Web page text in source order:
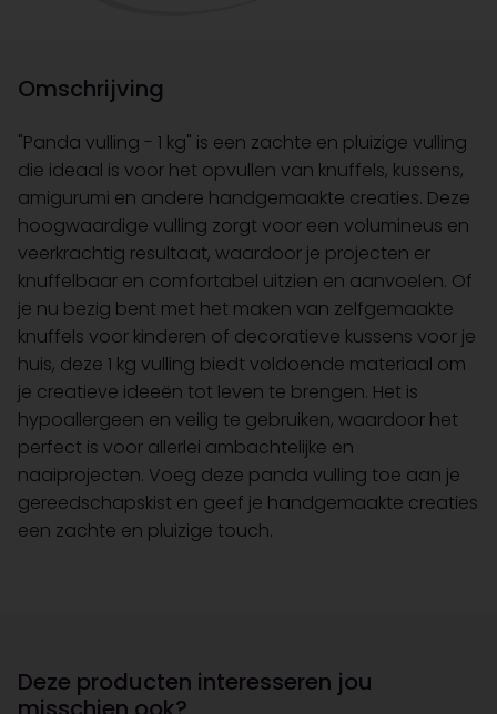
Omschrijving
"Panda vulling - 1 kg" is een zachte en pluizige vulling
die ideaal is voor het opvullen van knuffels, kussens,
amigurumi en andere handgemaakte creaties. Deze
hoogwaardige vulling zorgt voor een volumineus en
veerkrachtig resultaat, waardoor je projecten er
knuffelbaar en comfortabel uitzien en aanvoelen. Of
je nu bezig bent met het maken van zelfgemaakte
knuffels voor kinderen of decoratieve kussens voor je
huis, deze 1 kg vulling biedt voldoende materiaal om
je creatieve ideeën tot leven te brengen. Het is
hypoallergeen en veilig te gebruiken, waardoor het
perfect is voor allerlei ambachtelijke en
naaiprojecten. Voeg deze panda vulling toe aan je
gereedschapskist en geef je handgemaakte creaties
een zachte en pluizige touch.
Deze producten interesseren jou